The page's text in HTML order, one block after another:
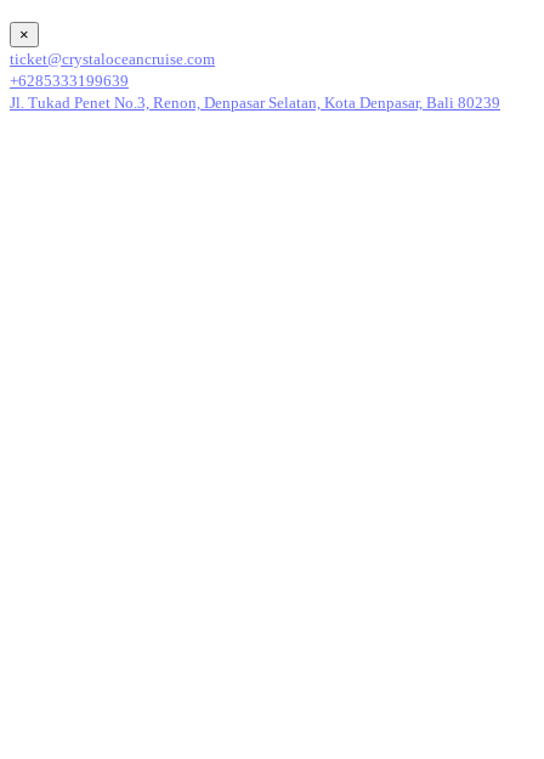
×
ticket@crystaloceancruise.com
+6285333199639
Jl. Tukad Penet No.3, Renon, Denpasar Selatan, Kota Denpasar, Bali 80239